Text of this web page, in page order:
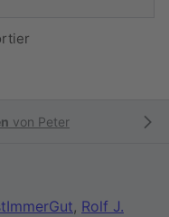
von Peter
, Rolf J.